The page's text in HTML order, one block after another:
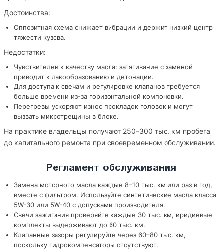
Достоинства:
Оппозитная схема снижает вибрации и держит низкий центр
тяжести кузова.
Недостатки:
Чувствителен к качеству масла: затягивание с заменой
приводит к лакообразованию и детонации.
Для доступа к свечам и регулировке клапанов требуется
больше времени из-за горизонтальной компоновки.
Перегревы ускоряют износ прокладок головок и могут
вызвать микротрещины в блоке.
На практике владельцы получают 250–300 тыс. км пробега
до капитального ремонта при своевременном обслуживании.
Регламент обслуживания
Замена моторного масла каждые 8–10 тыс. км или раз в год,
вместе с фильтром. Используйте синтетические масла класса
5W-30 или 5W-40 с допусками производителя.
Свечи зажигания проверяйте каждые 30 тыс. км, иридиевые
комплекты выдерживают до 60 тыс. км.
Клапанные зазоры регулируйте через 60–80 тыс. км,
поскольку гидрокомпенсаторы отсутствуют.